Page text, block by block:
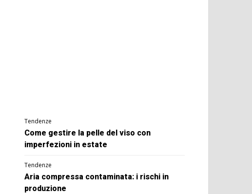
Tendenze
Come gestire la pelle del viso con
imperfezioni in estate
Tendenze
Aria compressa contaminata: i rischi in
produzione